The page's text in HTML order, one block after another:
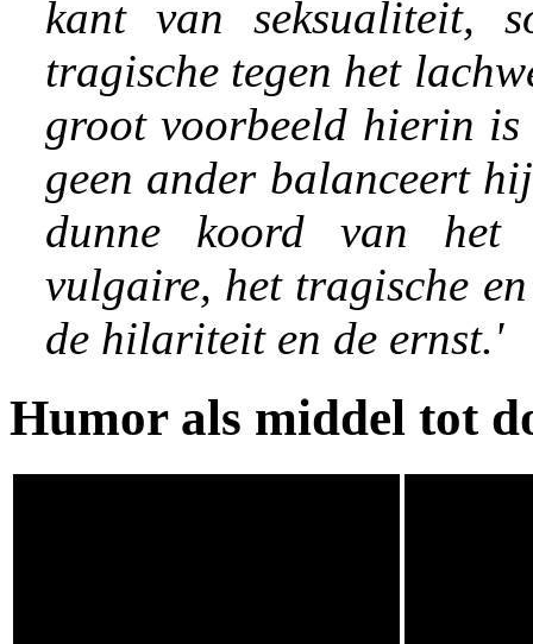
kant van seksualiteit,
tragische tegen het
groot voorbeeld hierin is
geen ander balanceert
dunne koord van het
vulgaire, het tragische
de hilariteit en de ernst.'
Humor als middel tot